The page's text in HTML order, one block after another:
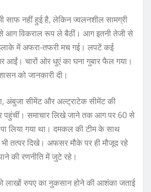
नहीं हुई है, लेकिन ज्वलनशील सामग्री
से आग विकराल रूप ले बैठीं। आग इतनी तेजी से
में अफरा-तफरी मच गई। लपटें कई
आईं। चारों ओर धुएं का घना गुबार फैल गया।
को जानकारी दी।
अंबुजा सीमेंट और अल्ट्राटेक सीमेंट की
पहुंचीं। समाचार लिखे जाने तक आग पर 60 से
लिया गया था। दमकल की टीम के साथ
तत्पर दिखे। अफसर मौके पर ही मौजूद रहे
की रणनीति में जुटे रहे।
लाखों रुपए का नुकसान होने की आशंका जताई